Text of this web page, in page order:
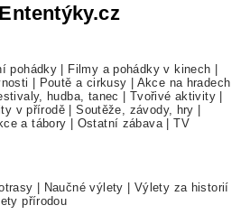
pohádky | Filmy a pohádky v kinech |
| Poutě a cirkusy | Akce na hradech
hudba, tanec | Tvořivé aktivity |
v přírodě |Soutěže, závody, hry |
a tábory | Ostatní zábava |TV
| Naučné výlety | Výlety za historií
přírodou